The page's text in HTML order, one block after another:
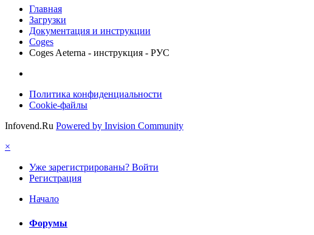
Главная
Загрузки
Документация и инструкции
Coges
Coges Aeterna - инструкция - РУС
Политика конфиденциальности
Cookie-файлы
Infovend.Ru Powered by Invision Community
×
Уже зарегистрированы? Войти
Регистрация
Начало
Форумы